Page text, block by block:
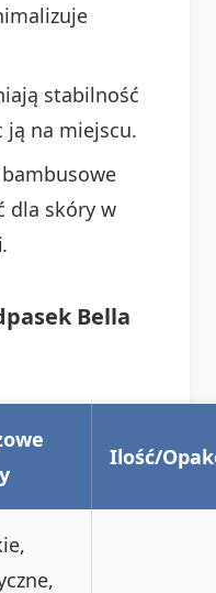
stabilność
ją na miejscu.
dla skóry w
.
Bella
Ilość/